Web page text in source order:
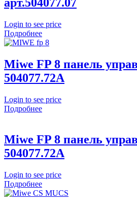
арт.504077.07
Login to see price
Подробнее
Miwe FP 8 панель
504077.72A
Login to see price
Подробнее
Miwe FP 8 панель
504077.72A
Login to see price
Подробнее